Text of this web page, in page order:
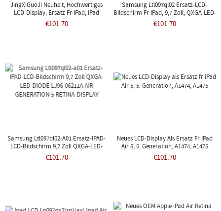
JingXiGuoJi Neuheit, Hochwertiges
LCD-Display, Ersatz Fr IPad, IPad
5/iPad Air
€101.70
Samsung Ltl097ql02 Ersatz-LCD-
Bildschirm Fr IPad, 9,7 Zoll, QXGA-LED-
DIODEN-RETINA-Display
€101.70
Samsung Ltl097ql02-A01 Ersatz-IPAD-
LCD-Bildschirm 9,7 Zoll QXGA-LED-
DIODE LJ96-06211A AIR GENERATION 5
RETINA-DISPLAY
€101.70
Neues LCD-Display Als Ersatz Fr IPad
Air 5, 5. Generation, A1474, A1475
€101.70